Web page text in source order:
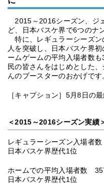
2015～2016シーズン、ジ
ど、日本バスケ界で6つのナ
特に、レギュラーシーズン
人を突破し、日本バスケ界
ームゲームの平均入場者数
民の皆さんをはじめとした
んのブースターのおかげです
［キャプション］5月8日の
＜2015～2016シーズン実績
レギュラーシーズン入場者
日本バスケ界歴代1位
ホームでの平均入場者数
日本バスケ界歴代1位